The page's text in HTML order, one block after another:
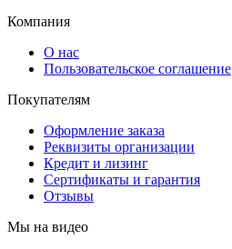
Компания
О нас
Пользовательское соглашение
Покупателям
Оформление заказа
Реквизиты организации
Кредит и лизинг
Сертификаты и гарантия
Отзывы
Мы на видео